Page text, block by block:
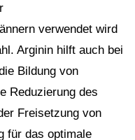
verwendet wird
Arginin hilft auch bei
Bildung von
Reduzierung des
Freisetzung von
für das optimale